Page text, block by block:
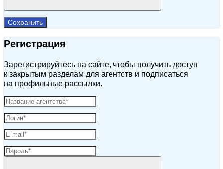
Сохранить
Регистрация
Зарегистрируйтесь на сайте, чтобы получить доступ
к закрытым разделам для агентств и подписаться
на профильные рассылки.